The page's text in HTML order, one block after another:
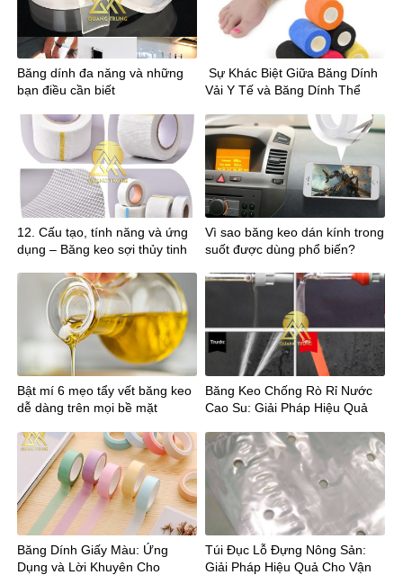
Băng dính đa năng và những
bạn điều cần biết
Sự Khác Biệt Giữa Băng Dính
Vải Y Tế và Băng Dính Thể
12. Cấu tạo, tính năng và ứng
dụng – Băng keo sợi thủy tinh
Vì sao băng keo dán kính trong
suốt được dùng phổ biến?
Bật mí 6 mẹo tẩy vết băng keo
dễ dàng trên mọi bề mặt
Băng Keo Chống Rò Rỉ Nước
Cao Su: Giải Pháp Hiệu Quả
Băng Dính Giấy Màu: Ứng
Dụng và Lời Khuyên Cho
Túi Đục Lỗ Đựng Nông Sản:
Giải Pháp Hiệu Quả Cho Vận